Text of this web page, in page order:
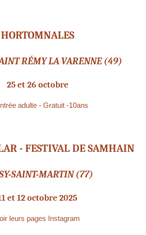
HORTOMNALES
RÉMY LA VARENNE (49)
25 et 26 octobre
adulte - Gratuit -10ans
- FESTIVAL DE SAMHAIN
SAINT-MARTIN (77)
et 12 octobre 2025
leurs pages Instagram